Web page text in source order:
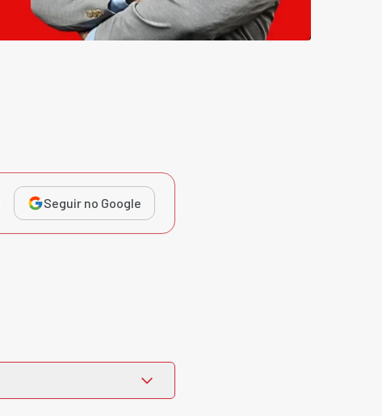
Seguir no Google